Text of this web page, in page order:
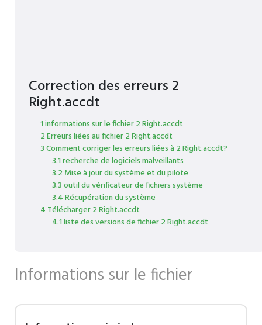
Correction des erreurs 2
Right.accdt
1 informations sur le fichier 2 Right.accdt
2 Erreurs liées au fichier 2 Right.accdt
3 Comment corriger les erreurs liées à 2 Right.accdt?
3.1 recherche de logiciels malveillants
3.2 Mise à jour du système et du pilote
3.3 outil du vérificateur de fichiers système
3.4 Récupération du système
4 Télécharger 2 Right.accdt
4.1 liste des versions de fichier 2 Right.accdt
Informations sur le fichier